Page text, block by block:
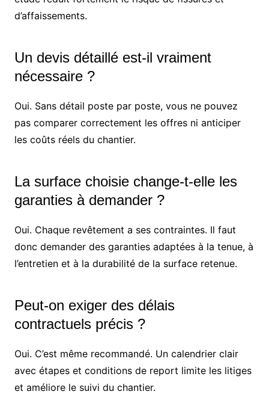
d’affaissements.
Un devis détaillé est-il vraiment
nécessaire ?
Oui. Sans détail poste par poste, vous ne pouvez
pas comparer correctement les offres ni anticiper
les coûts réels du chantier.
La surface choisie change-t-elle les
garanties à demander ?
Oui. Chaque revêtement a ses contraintes. Il faut
donc demander des garanties adaptées à la tenue, à
l’entretien et à la durabilité de la surface retenue.
Peut-on exiger des délais
contractuels précis ?
Oui. C’est même recommandé. Un calendrier clair
avec étapes et conditions de report limite les litiges
et améliore le suivi du chantier.